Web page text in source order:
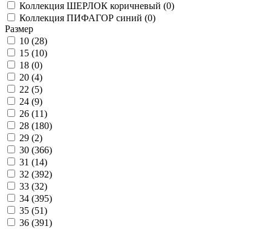
Коллекция ШЕРЛОК коричневый (0)
Коллекция ПИФАГОР синий (0)
Размер
10 (28)
15 (10)
18 (0)
20 (4)
22 (5)
24 (9)
26 (11)
28 (180)
29 (2)
30 (366)
31 (14)
32 (392)
33 (32)
34 (395)
35 (51)
36 (391)